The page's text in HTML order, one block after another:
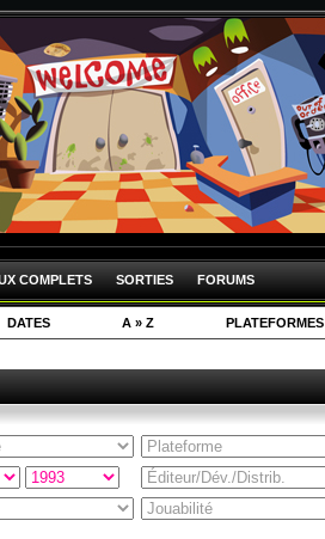
COMPLETS SORTIES FORUMS
DATES A » Z PLATEFORMES